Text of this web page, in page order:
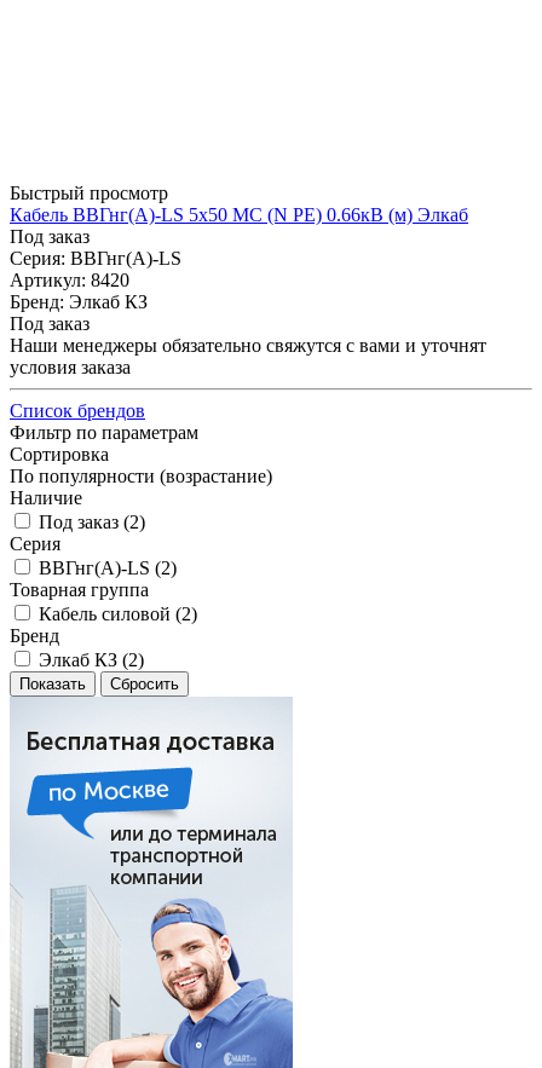
Быстрый просмотр
Кабель ВВГнг(А)-LS 5х50 МС (N PE) 0.66кВ (м) Элкаб
Под заказ
Серия: ВВГнг(А)-LS
Артикул: 8420
Бренд: Элкаб КЗ
Под заказ
Наши менеджеры обязательно свяжутся с вами и уточнят
условия заказа
Список брендов
Фильтр по параметрам
Сортировка
По популярности (возрастание)
Наличие
Под заказ (2)
Серия
ВВГнг(А)-LS (2)
Товарная группа
Кабель силовой (2)
Бренд
Элкаб КЗ (2)
Сбросить